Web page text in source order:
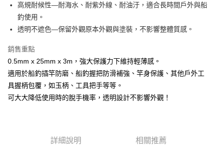
玉山商業銀行
星展（台灣）商業銀行
台新國際商業銀行
台灣樂天信用卡公司
【大哥付你分期使用說明】
1.本服務由台灣大哥大提供，台灣大哥大用戶可立即使用無須另外申請。
流程，驗證手機門號後，選擇欲分期的期數、繳款截止日，確認付款後即完
成交易。
3.實際核准額度、可分期數及費用金額請依後續交易確認頁面所載為準。
4.訂單成立30分鐘內，如未前往確認交易或遇審核未通過，訂單將自動取
消。如遇「轉專審核」未通過狀況，表示未達大哥付你分期系統評分，恕無
【繳款方式說明】
帳／街口支付／iPASS MONEY」等通路繳費。
AFTEE先享後付
【關於「AFTEE先享後付」】
AFTEE先享後付是「在收到商品之後才付款」的支付方式。 讓您購物簡單
便利好安心！
１．簡單：不需註冊會員、不需綁卡、不需儲值。
２．便利：只要手機號碼，簡訊認證，即可結帳。
３．安心：先確認商品／服務後，再付款。
２．訂單成立數日內，您將收到繳費通知簡訊。
ATM付款
貨到付款
運送方式
高規耐候性—耐海水、耐紫外線、耐油汙，適合長時間戶外與船
釣使用。
透明不遮色—保留外觀原本外觀與塗裝，不影響整體質感。
銷售重點
0.5mm x 25mm x 3m，強大保護力下維持輕薄感。
適用於船釣插竿防磨、船釣握把防滑補強、竿身保護、其他戶外工
具握柄包覆，如玉柄、工具把手等等。
可大大降低使用時的脫手機率，透明設計不影響外觀！
詳細說明 相關推薦